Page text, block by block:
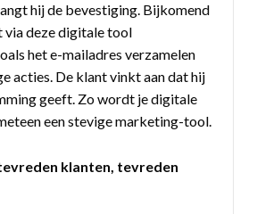
hij de bevestiging. Bijkomend
via deze digitale tool
het e-mailadres verzamelen
acties. De klant vinkt aan dat hij
geeft. Zo wordt je digitale
een stevige marketing-tool.
klanten, tevreden